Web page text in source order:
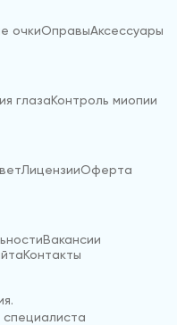
очкиОправыАксессуары
глазаКонтроль миопии
ЛицензииОферта
Вакансии
Контакты
специалиста